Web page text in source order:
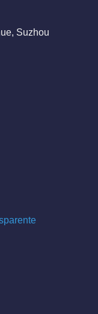
Suzhou